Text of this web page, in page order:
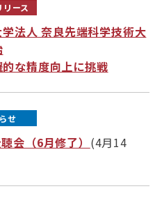
リース
法人 奈良先端科学技術大
な精度向上に挑戦
せ
会（6月修了） (4月14